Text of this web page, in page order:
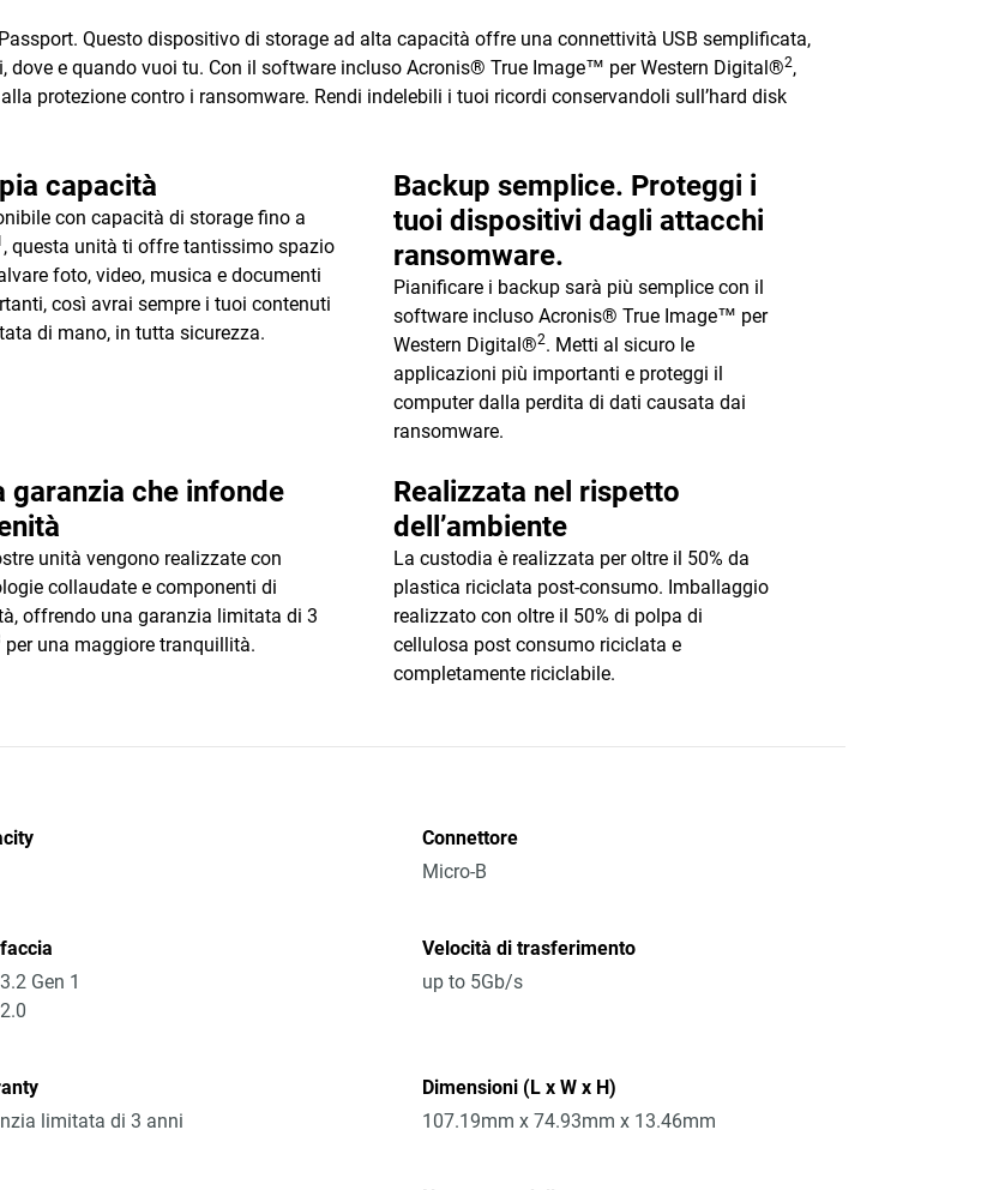
Questo dispositivo di storage ad alta capacità offre una connettività USB semplificata,
e quando vuoi tu. Con il software incluso Acronis® True Image™ per Western Digital®2,
protezione contro i ransomware. Rendi indelebili i tuoi ricordi conservandoli sull’hard disk
capacità
con capacità di storage fino a
, questa unità ti offre tantissimo spazio
foto, video, musica e documenti
così avrai sempre i tuoi contenuti
di mano, in tutta sicurezza.
Backup semplice. Proteggi i
tuoi dispositivi dagli attacchi
ransomware.
Pianificare i backup sarà più semplice con il
software incluso Acronis® True Image™ per
Western Digital®2. Metti al sicuro le
applicazioni più importanti e proteggi il
computer dalla perdita di dati causata dai
ransomware.
garanzia che infonde
unità vengono realizzate con
collaudate e componenti di
offrendo una garanzia limitata di 3
per una maggiore tranquillità.
Realizzata nel rispetto
dell’ambiente
La custodia è realizzata per oltre il 50% da
plastica riciclata post-consumo. Imballaggio
realizzato con oltre il 50% di polpa di
cellulosa post consumo riciclata e
completamente riciclabile.
Connettore
Micro-B
Gen 1
Velocità di trasferimento
up to 5Gb/s
limitata di 3 anni
Dimensioni (L x W x H)
107.19mm x 74.93mm x 13.46mm